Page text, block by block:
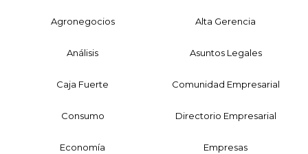
Agronegocios Alta Gerencia
Análisis Asuntos Legales
Caja Fuerte Comunidad Empresarial
Consumo Directorio Empresarial
Economía Empresas